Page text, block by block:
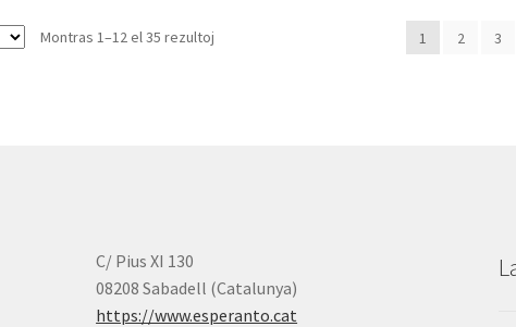
Montras 1–12 el 35 rezultoj 1 2 3
C/ Pius XI 130
08208 Sabadell (Catalunya)
https://www.esperanto.cat